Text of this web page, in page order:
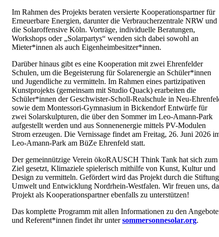
Im Rahmen des Projekts beraten versierte Kooperationspartner für
Erneuerbare Energien, darunter die Verbraucherzentrale NRW und
die Solaroffensive Köln. Vorträge, individuelle Beratungen,
Workshops oder „Solarpartys“ wenden sich dabei sowohl an
Mieter*innen als auch Eigenheimbesitzer*innen.
Darüber hinaus gibt es eine Kooperation mit zwei Ehrenfelder
Schulen, um die Begeisterung für Solarenergie an Schüler*innen
und Jugendliche zu vermitteln. Im Rahmen eines partizipativen
Kunstprojekts (gemeinsam mit Studio Quack) erarbeiten die
Schüler*innen der Geschwister-Scholl-Realschule in Neu-
sowie dem Montessori-Gymnasium in Bickendorf Entwürfe für
zwei Solarskulpturen, die über den Sommer im Leo-Amann-Park
aufgestellt werden und aus Sonnenenergie mittels PV-Modulen
Strom erzeugen. Die Vernissage findet am Freitag, 26. Juni 2026
Leo-Amann-Park am BüZe Ehrenfeld statt.
Der gemeinnützige Verein ökoRAUSCH Think Tank hat sich zum
Ziel gesetzt, Klimaziele spielerisch mithilfe von Kunst, Kultur und
Design zu vermitteln. Gefördert wird das Projekt durch die Stiftung
Umwelt und Entwicklung Nordrhein-Westfalen. Wir freuen uns,
Projekt als Kooperationspartner ebenfalls zu unterstützen!
Das komplette Programm mit allen Informationen zu den
und Referent*innen findet ihr untersommersonnesolar.org.